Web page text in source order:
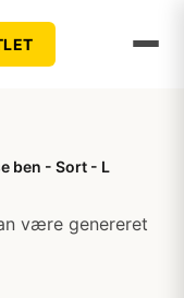
ben - Sort - L
være genereret